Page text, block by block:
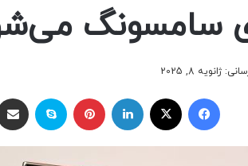
سامسونگ
ژانویه 8, 2025
ایکس